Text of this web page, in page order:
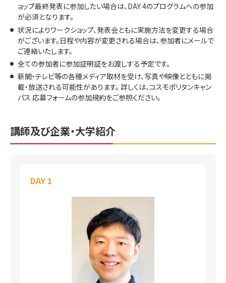
ョップ最終発表に参加したい場合は、DAY 4のプログラムへの参加
が必須となります。
状況によりワークショップ、発表会ともに実施方法を変更する場合
がございます。日程や内容が変更される場合は、参加者にメールで
ご連絡いたします。
全ての参加者に参加証明証をお渡しする予定です。
新聞・テレビ等の各種メディア取材を受け、写真や映像とともに掲
載・放送される可能性があります。 詳しくは、コスモポリタンキャン
パス 応募フォームの参加規約をご参照ください。
講師及び企業・大学紹介
DAY 1